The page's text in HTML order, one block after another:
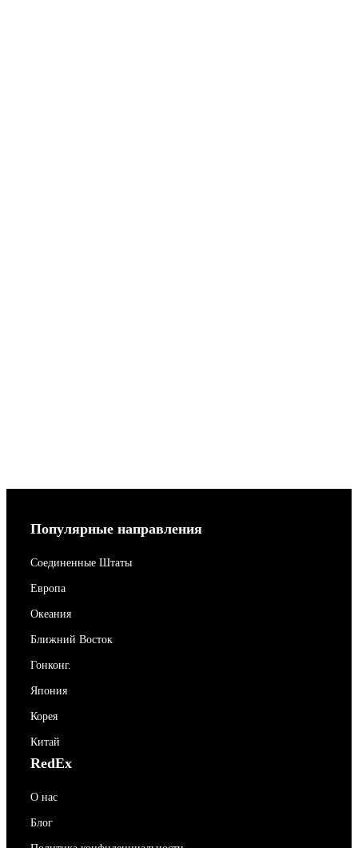
Популярные направления
Соединенные Штаты
Европа
Океания
Ближний Восток
Гонконг.
Япония
Корея
Китай
RedEx
О нас
Блог